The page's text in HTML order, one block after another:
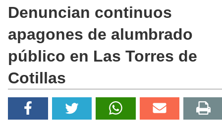
Denuncian continuos
apagones de alumbrado
público en Las Torres de
Cotillas